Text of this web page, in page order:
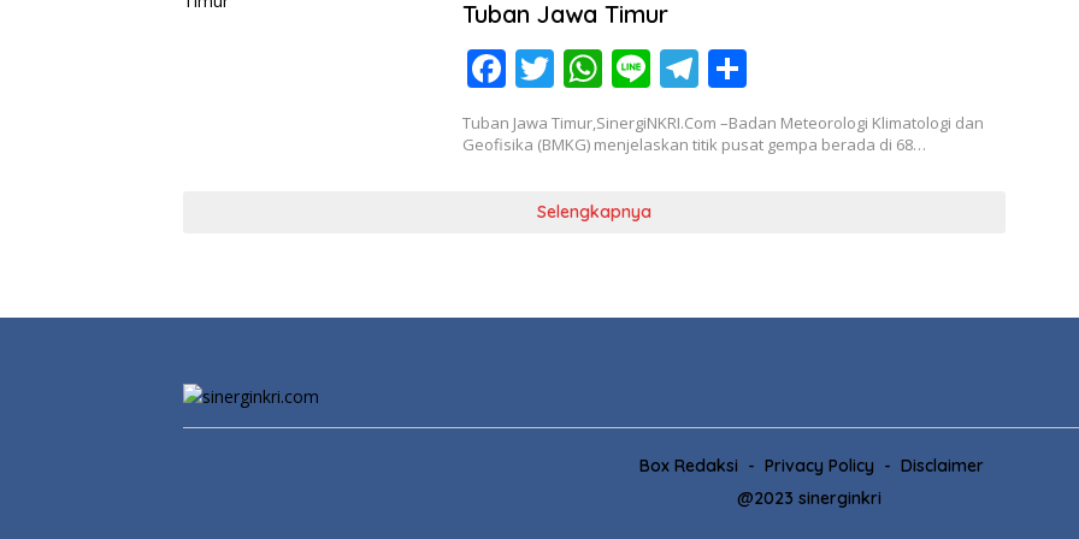
k p
Tuban Jawa Timur
F
ac
e
T
w
itt
W
h
at
A
Li
n
e
T
el
e
S
h
ar
Tuban Jawa Timur,SinergiNKRI.Com –Badan Meteorologi Klimatologi dan
Geofisika (BMKG) menjelaskan titik pusat gempa berada di 68…
Selengkapnya
Box Redaksi Privacy Policy
Disclaimer
@2023 sinerginkri